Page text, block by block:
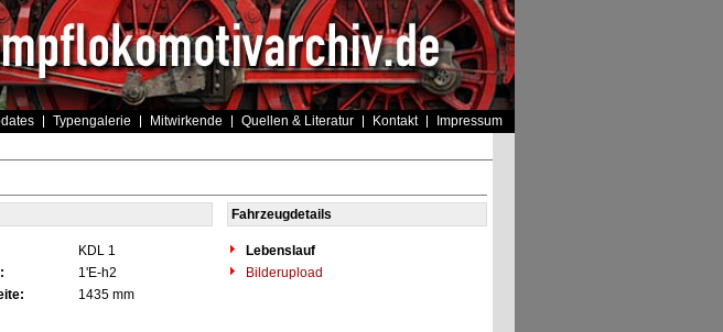
Typengalerie Mitwirkende Quellen & Literatur Kontakt Impressum
Fahrzeugdetails
KDL 1
Lebenslauf
1'E-h2
Bilderupload
1435 mm